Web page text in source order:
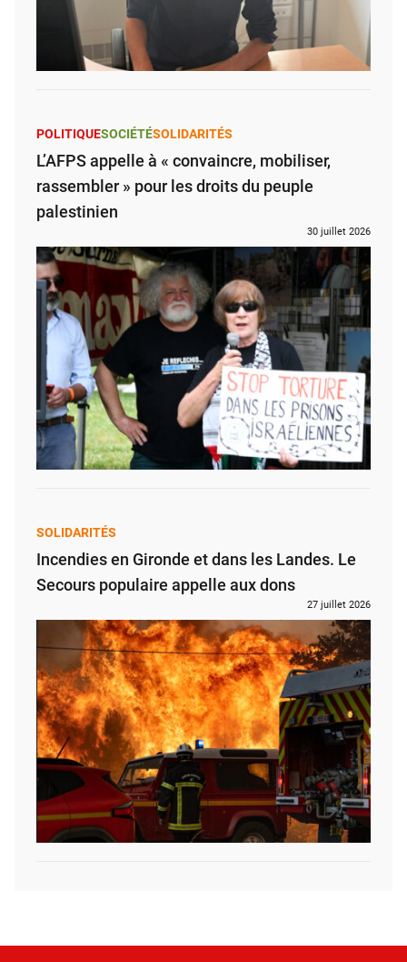
POLITIQUESOCIÉTÉSOLIDARITÉS
L’AFPS appelle à « convaincre, mobiliser,
rassembler » pour les droits du peuple
palestinien
30 juillet 2026
SOLIDARITÉS
Incendies en Gironde et dans les Landes. Le
Secours populaire appelle aux dons
27 juillet 2026